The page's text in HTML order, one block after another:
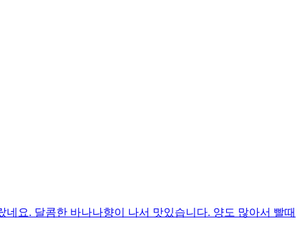
요. 달콤한 바나나향이 나서 맛있습니다. 양도 많아서 빨때